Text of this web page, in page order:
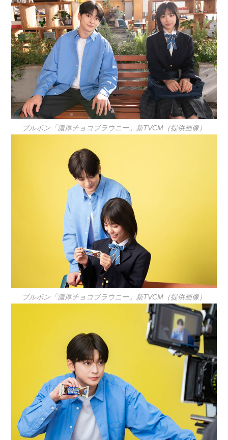
ブルボン「濃厚チョコブラウニー」新TVCM（提供画像）
ブルボン「濃厚チョコブラウニー」新TVCM（提供画像）